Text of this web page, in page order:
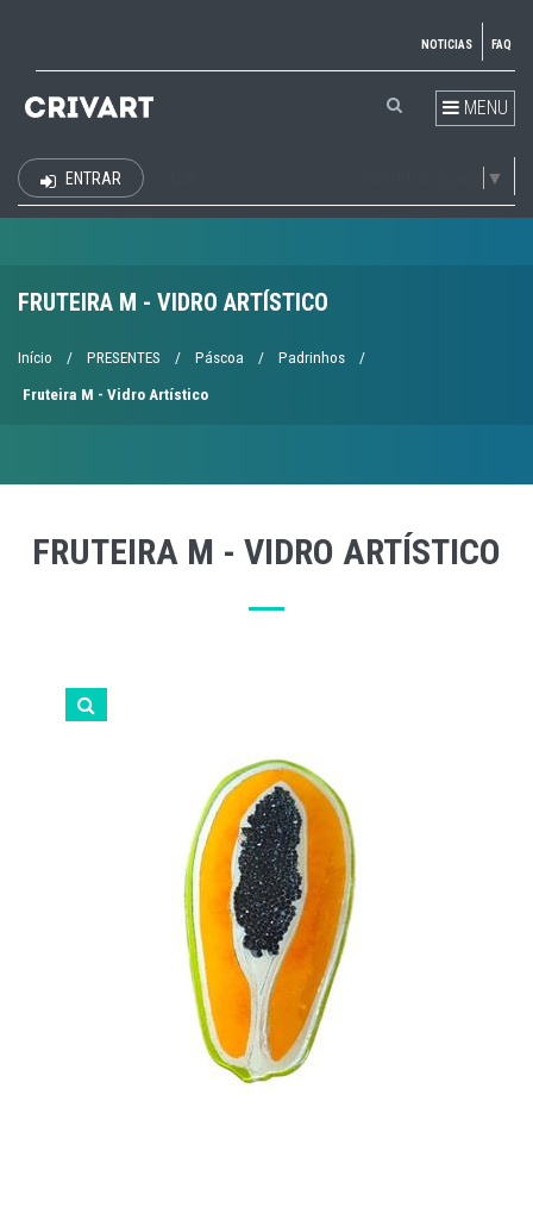
NOTICIAS FAQ
MENU
▼
ENTRAR
FRUTEIRA M - VIDRO ARTÍSTICO
Início / PRESENTES / Páscoa / Padrinhos /
Fruteira M - Vidro Artístico
FRUTEIRA M - VIDRO ARTÍSTICO